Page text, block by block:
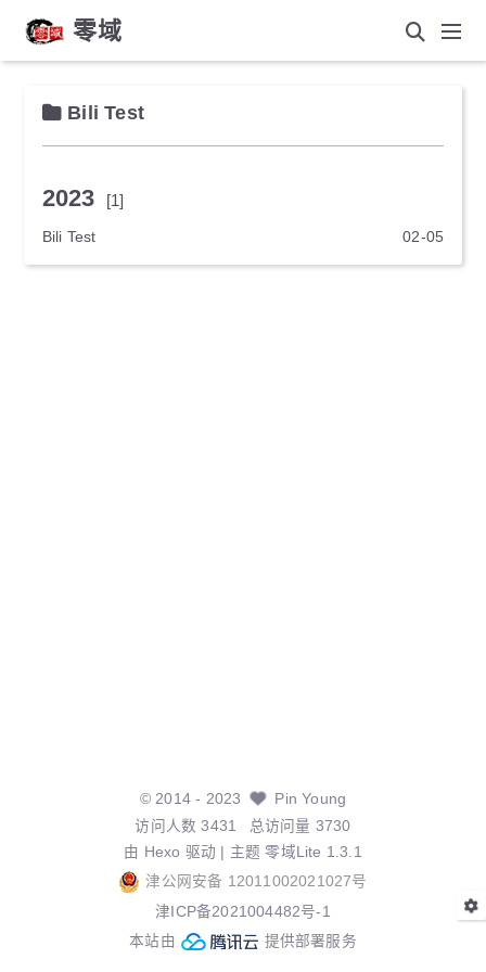
零域
Bili Test
2023 [1]
Bili Test 02-05
©2014- 2023
Pin Young
访问人数3431 总访问量 3730
由 Hexo 驱动 | 主题零域Lite 1.3.1
津公网安备 12011002021027号
津ICP备2021004482号-1
本站由
提供部署服务